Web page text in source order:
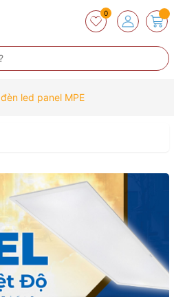
0
đèn led panel MPE